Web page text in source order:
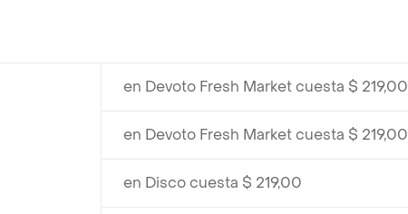
en Devoto Fresh Market cuesta $ 219,00
en Devoto Fresh Market cuesta $ 219,00
en Disco cuesta $ 219,00